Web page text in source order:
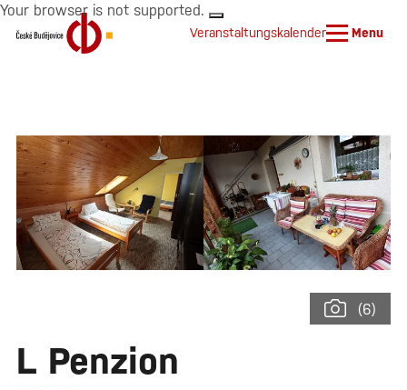
Your browser is not supported.
Veranstaltungskalender Menu
(6)
L Penzion